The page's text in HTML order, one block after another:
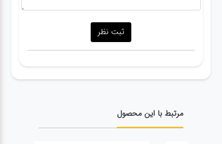
مرتبط با این محصول